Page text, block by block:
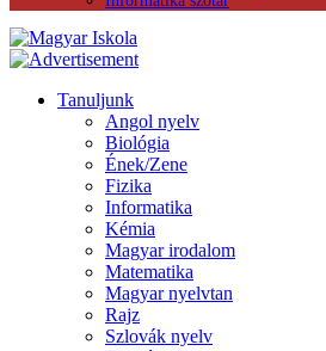
Tanuljunk
Angol nyelv
Biológia
Ének/Zene
Fizika
Informatika
Kémia
Magyar irodalom
Matematika
Magyar nyelvtan
Rajz
Szlovák nyelv